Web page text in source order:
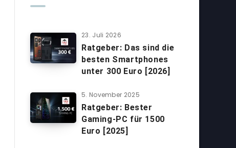
23. Juli 2026
Ratgeber: Das sind die
besten Smartphones
unter 300 Euro [2026]
5. November 2025
Ratgeber: Bester
Gaming-PC für 1500
Euro [2025]